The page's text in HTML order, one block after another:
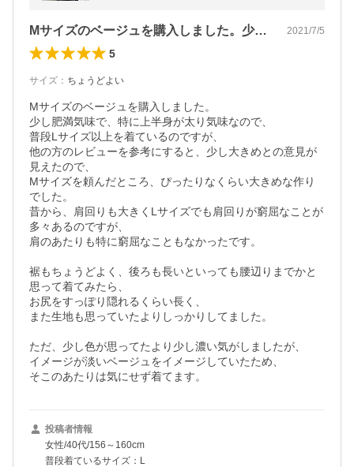
Mサイズのベージュを購入しました。少し… 2021/7/5
5
サイズ ： ちょうどよい
Mサイズのベージュを購入しました。
少し肥満気味で、特に上半身が太り気味なので、
普段Lサイズ以上を着ているのですが、
他の方のレビューを参考にすると、少し大きめとの意見が
見えたので、
Mサイズを頼んだところ、ぴったりなくらい大きめな作り
でした。
昔から、肩回りも大きくLサイズでも肩回りが窮屈なことが
多々あるのですが、
肩のあたりも特に窮屈なこともなかったです。
裾もちょうどよく、後ろも長いといっても腰辺りまでかと
思って着てみたら、
お尻をすっぽり隠れるくらい長く、
また生地も思っていたよりしっかりしてました。
ただ、少し色が思ってたより少し濃い気がしましたが、
イメージが淡いベージュをイメージしていたため、
そこのあたりは気にせず着てます。
投稿者情報
女性/40代/156～160cm
普段着ているサイズ：L